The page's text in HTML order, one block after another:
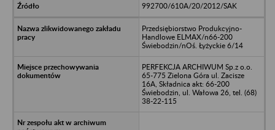
992700/610A/20/2012/SAK
Przedsiębiorstwo Produkcyjno-
Handlowe ELMAX/n66-200
Świebodzin/nOś. Łyżyckie 6/14
PERFEKCJA ARCHIWUM Sp.z o.o.
65-775 Zielona Góra ul. Zacisze
16A, Składnica akt: 66-200
Świebodzin, ul. Wałowa 26, tel. (68)
38-22-115